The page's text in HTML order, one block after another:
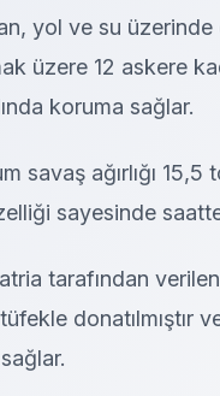
yol ve su
üzere 12 askere
koruma sağlar.
savaş ağırlığı
sayesinde
tarafından
donatılmıştır